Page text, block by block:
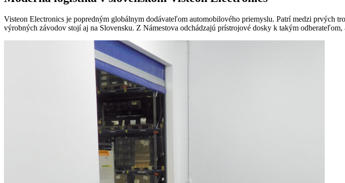
Visteon Electronics je popredným globálnym dodávateľom automobilového priemyslu. Patrí medzi prvých
výrobných závodov stojí aj na Slovensku. Z Námestova odchádzajú prístrojové dosky k takým